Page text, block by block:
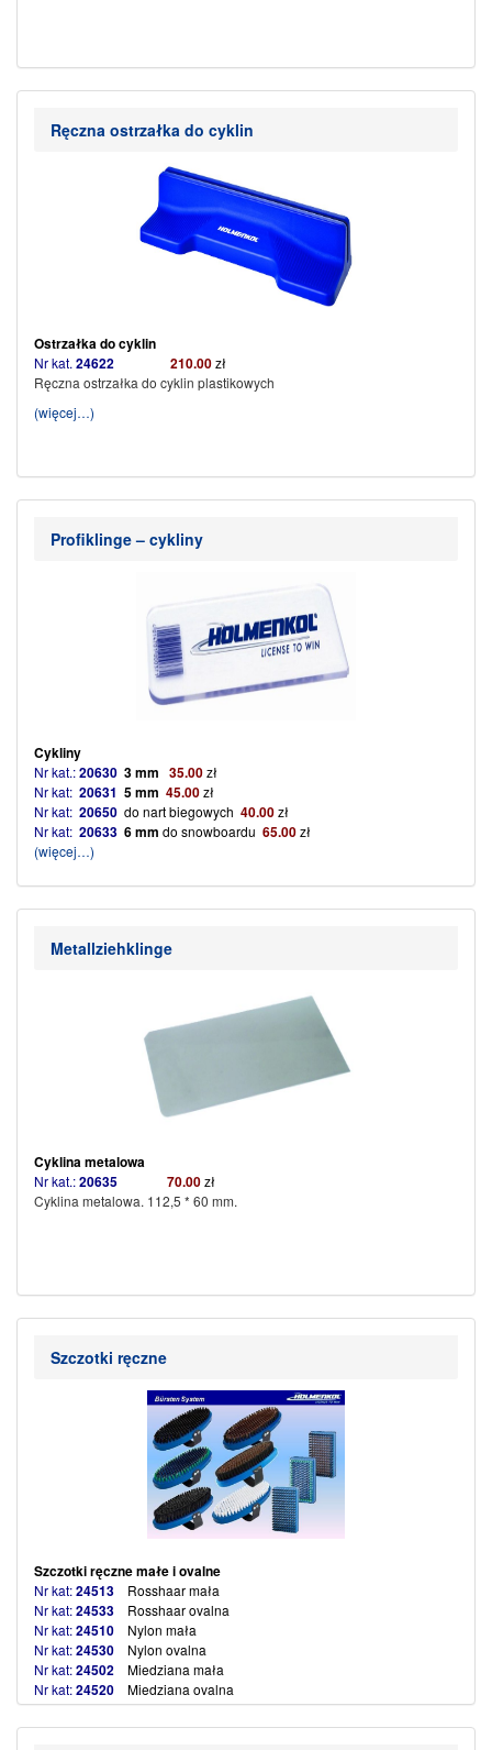
Ręczna ostrzałka do cyklin
Ostrzałka do cyklin
Nr kat. 24622 210.00zł
Ręczna ostrzałka do cyklin plastikowych
(więcej…)
Profiklinge – cykliny
Cykliny
Nr kat.:20630 3 mm 35.00zł
Nr kat: 20631 5 mm 45.00zł
Nr kat: 20650 do nart biegowych 40.00zł
Nr kat: 20633 6 mm do snowboardu 65.00zł
(więcej…)
Metallziehklinge
Cyklina metalowa
Nr kat.:20635 70.00zł
Cyklina metalowa. 112,5 * 60 mm.
Szczotki ręczne
Szczotki ręczne małe i ovalne
Nr kat:24513
Rosshaar mała
Nr kat:24533
Rosshaar ovalna
Nr kat:24510
Nylon mała
Nr kat:24530
Nylon ovalna
Nr kat:24502
Miedziana mała
Nr kat:24520
Miedziana ovalna
Nr kat:24534 Miedziana ovalna dł.włos
Nr kat:24524 Steel – kierunkowa mała